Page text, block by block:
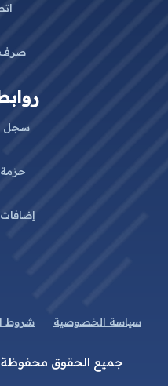
صرف
سجل
حزمة Laravel
سياسة الخصوصية شروط
جميع الحقوق